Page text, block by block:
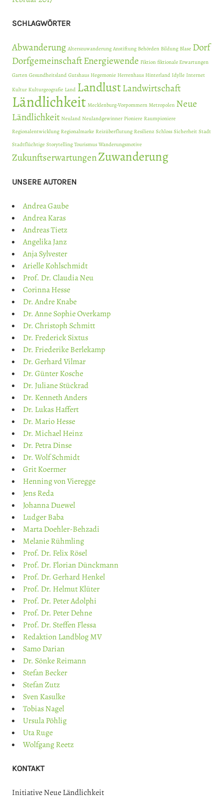
SCHLAGWÖRTER
Abwanderung Alterszuwanderung Anstiftung Behörden Bildung Blase Dorf
DorfgemeinschaftEnergiewende Fiktion fiktionale Erwartungen
Garten Gesundheitsland Gutshaus Hegemonie Herrenhaus Hinterland Idylle Internet
Kultur Kulturgeografie Land LandlustLandwirtschaft
Ländlichkeit Mecklenburg-Vorpommern Metropolen Neue
Ländlichkeit Neuland Neulandgewinner Pioniere Raumpioniere
Regionalentwicklung Regionalmarke Reizüberflutung Resilienz Schloss Sicherheit Stadt
Stadtflüchtige Storytelling Tourismus Wanderungsmotive
ZukunftserwartungenZuwanderung
UNSERE AUTOREN
Andrea Gaube
Andrea Karas
Andreas Tietz
Angelika Janz
Anja Sylvester
Arielle Kohlschmidt
Prof. Dr. Claudia Neu
Corinna Hesse
Dr. Andre Knabe
Dr. Anne Sophie Overkamp
Dr. Christoph Schmitt
Dr. Frederick Sixtus
Dr. Friederike Berlekamp
Dr. Gerhard Vilmar
Dr. Günter Kosche
Dr. Juliane Stückrad
Dr. Kenneth Anders
Dr. Lukas Haffert
Dr. Mario Hesse
Dr. Michael Heinz
Dr. Petra Dinse
Dr. Wolf Schmidt
Grit Koermer
Henning von Vieregge
Jens Reda
Johanna Duewel
Ludger Baba
Marta Doehler-Behzadi
Melanie Rühmling
Prof. Dr. Felix Rösel
Prof. Dr. Florian Dünckmann
Prof. Dr. Gerhard Henkel
Prof. Dr. Helmut Klüter
Prof. Dr. Peter Adolphi
Prof. Dr. Peter Dehne
Prof. Dr. Steffen Flessa
Redaktion Landblog MV
Samo Darian
Dr. Sönke Reimann
Stefan Becker
Stefan Zutz
Sven Kasulke
Tobias Nagel
Ursula Pöhlig
Uta Ruge
Wolfgang Reetz
KONTAKT
Initiative Neue Ländlichkeit